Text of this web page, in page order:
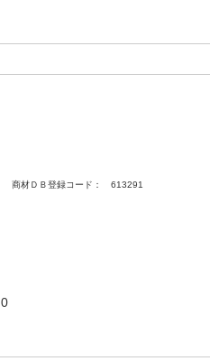
商材ＤＢ登録コード： 613291